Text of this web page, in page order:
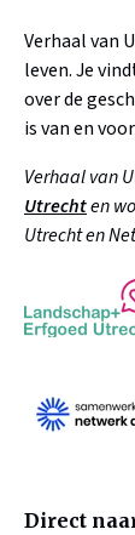
Verhaal van
leven. Je
over de
is van en
Verhaal van
Utrechten
Utrecht en
Direct